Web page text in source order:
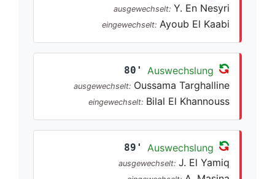
ausgewechselt: Y. En Nesyri
eingewechselt: Ayoub El Kaabi
80' Auswechslung
ausgewechselt: Oussama Targhalline
eingewechselt: Bilal El Khannouss
89' Auswechslung
ausgewechselt: J. El Yamiq